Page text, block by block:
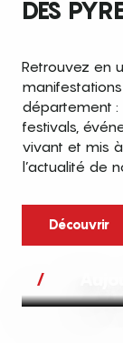
DES
Retrouvez en
département :
festivals,
vivant et mis
l’actualité de
Découvrir